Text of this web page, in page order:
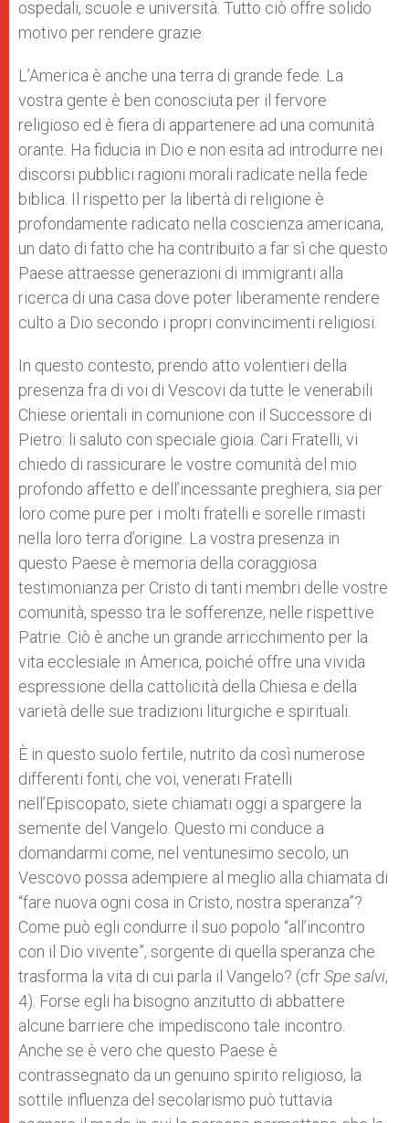
ospedali, scuole e università. Tutto ciò offre solido
motivo per rendere grazie.
L’America è anche una terra di grande fede. La
vostra gente è ben conosciuta per il fervore
religioso ed è fiera di appartenere ad una comunità
orante. Ha fiducia in Dio e non esita ad introdurre nei
discorsi pubblici ragioni morali radicate nella fede
biblica. Il rispetto per la libertà di religione è
profondamente radicato nella coscienza americana,
un dato di fatto che ha contribuito a far sì che questo
Paese attraesse generazioni di immigranti alla
ricerca di una casa dove poter liberamente rendere
culto a Dio secondo i propri convincimenti religiosi.
In questo contesto, prendo atto volentieri della
presenza fra di voi di Vescovi da tutte le venerabili
Chiese orientali in comunione con il Successore di
Pietro: li saluto con speciale gioia. Cari Fratelli, vi
chiedo di rassicurare le vostre comunità del mio
profondo affetto e dell’incessante preghiera, sia per
loro come pure per i molti fratelli e sorelle rimasti
nella loro terra d’origine. La vostra presenza in
questo Paese è memoria della coraggiosa
testimonianza per Cristo di tanti membri delle vostre
comunità, spesso tra le sofferenze, nelle rispettive
Patrie. Ciò è anche un grande arricchimento per la
vita ecclesiale in America, poiché offre una vivida
espressione della cattolicità della Chiesa e della
varietà delle sue tradizioni liturgiche e spirituali.
È in questo suolo fertile, nutrito da così numerose
differenti fonti, che voi, venerati Fratelli
nell’Episcopato, siete chiamati oggi a spargere la
semente del Vangelo. Questo mi conduce a
domandarmi come, nel ventunesimo secolo, un
Vescovo possa adempiere al meglio alla chiamata di
“fare nuova ogni cosa in Cristo, nostra speranza”?
Come può egli condurre il suo popolo “all’incontro
con il Dio vivente”, sorgente di quella speranza che
trasforma la vita di cui parla il Vangelo? (cfrSpe salvi,
4). Forse egli ha bisogno anzitutto di abbattere
alcune barriere che impediscono tale incontro.
Anche se è vero che questo Paese è
contrassegnato da un genuino spirito religioso, la
sottile influenza del secolarismo può tuttavia